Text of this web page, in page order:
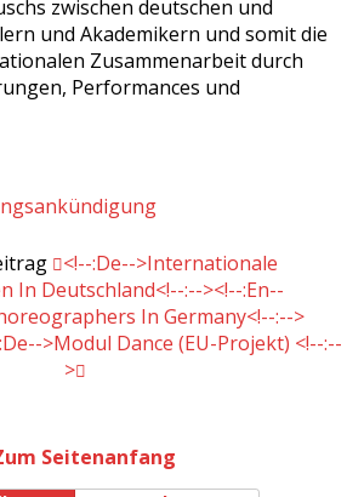
zwischen deutschen und
und Akademikern und somit die
Zusammenarbeit durch
Performances und
<!--:de-->Internationale
In Deutschland<!--:--><!--:en--
In Germany<!--:-->
>Modul Dance (EU-Projekt) <!--:--
>
Seitenanfang